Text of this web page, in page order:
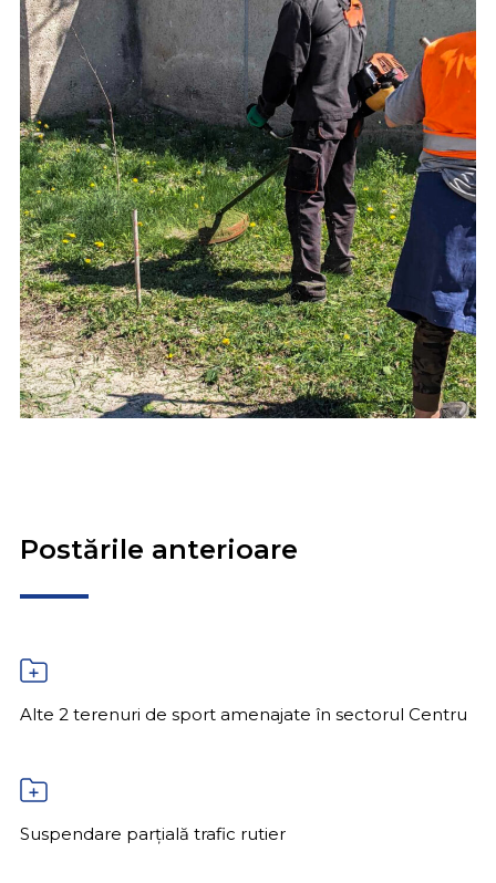
Postările anterioare
Alte 2 terenuri de sport amenajate în sectorul Centru
Suspendare parțială trafic rutier